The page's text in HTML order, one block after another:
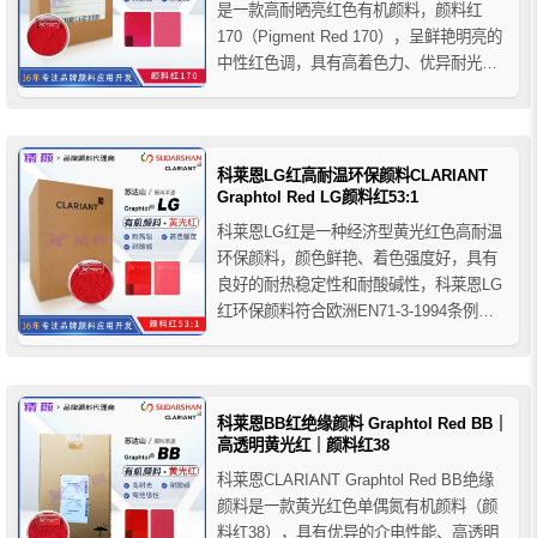
是一款高耐晒亮红色有机颜料，颜料红
170（Pigment Red 170），呈鲜艳明亮的
中性红色调，具有高着色力、优异耐光性
科莱恩LG红高耐温环保颜料CLARIANT
Graphtol Red LG颜料红53:1
科莱恩LG红是一种经济型黄光红色高耐温
环保颜料，颜色鲜艳、着色强度好，具有
良好的耐热稳定性和耐酸碱性，科莱恩LG
红环保颜料符合欧洲EN71-3-1994条例，
包装和玩具的安全性条例时，推荐使用科
莱恩LG红环保...
科莱恩BB红绝缘颜料 Graphtol Red BB｜
高透明黄光红｜颜料红38
科莱恩CLARIANT Graphtol Red BB绝缘
颜料是一款黄光红色单偶氮有机颜料（颜
料红38），具有优异的介电性能、高透明